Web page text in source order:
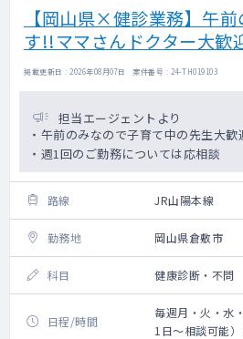
【岡山県×健診業務】午
す!!ママさんドクター大歓
掲載更新日 : 2026年08月07日 案件番号 : 24-TH019103
担当エージェントより
・午前のみなので子育て中の先生大歓
・週1回のご勤務については応相談
路線 JR山陽本線
勤務地 岡山県倉敷市
科目 健康診断・不問
日程/時間
毎週月・火・水
1日～相談可能